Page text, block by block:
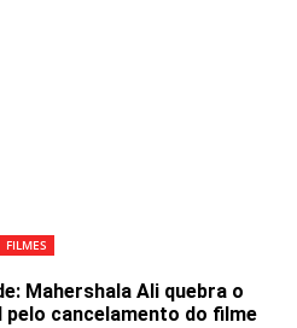
FILMES
Mahershala Ali quebra o
pelo cancelamento do filme